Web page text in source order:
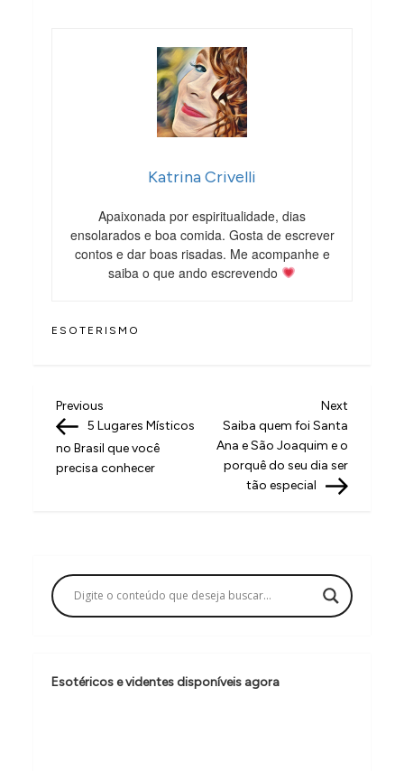
Katrina Crivelli
Apaixonada por espiritualidade, dias
ensolarados e boa comida. Gosta de escrever
contos e dar boas risadas. Me acompanhe e
saiba o que ando escrevendo
ESOTERISMO
N
a
v
ç
ã
d
Previous
Post
Previous
5 Lugares Místicos
no Brasil que você
precisa conhecer
Next
Post
Next
Saiba quem foi Santa
Ana e São Joaquim e o
porquê do seu dia ser
tão especial
Esotéricos e videntes disponíveis agora